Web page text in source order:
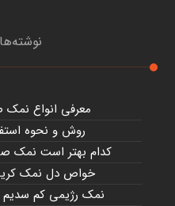
معرفی انواع نمک
روش و نحوه
کدام بهتر است نمک
خواص دل نمک
نمک رژیمی کم